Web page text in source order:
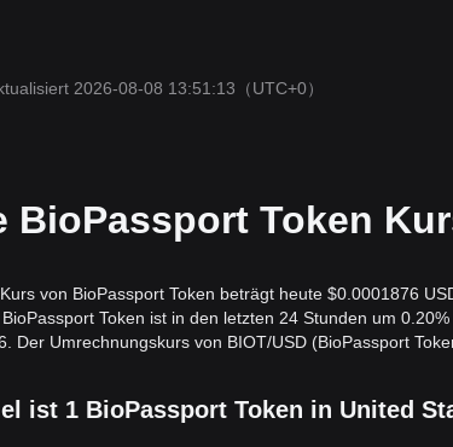
2026-08-08 13:51:13 （UTC+0）
BioPassport Token
von BioPassport Token beträgt heute $0.0001876
Token ist in den letzten 24 Stunden um
Der Umrechnungskurs von BIOT/USD (BioPassport
ist 1 BioPassport Token in United